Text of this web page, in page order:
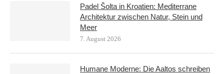
Padel Šolta in Kroatien: Mediterrane
Architektur zwischen Natur, Stein und
Meer
7. August 2026
Humane Moderne: Die Aaltos schreiben